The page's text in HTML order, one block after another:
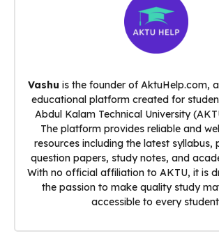
Vashu is the founder of AktuHelp.com,
educational platform created for
Abdul Kalam Technical University
The platform provides reliable and
resources including the latest syllabus,
question papers, study notes, and
With no official affiliation to AKTU, it is
the passion to make quality study
accessible to every